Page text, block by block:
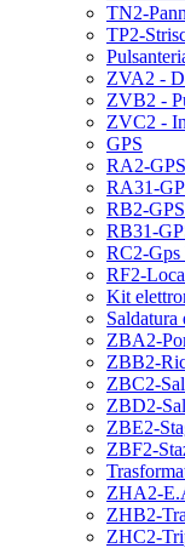
TN2-
TP2-
ZVA2 -
ZVB2 -
ZVC2 -
GPS
RA2-
RA31-
RB2-
RB31-
RC2-Gps
RF2-
Kit
Saldatura
ZBA2-
ZBB2-
ZBC2-
ZBD2-
ZBE2-
ZBF2-
ZHA2-
ZHB2-
ZHC2-